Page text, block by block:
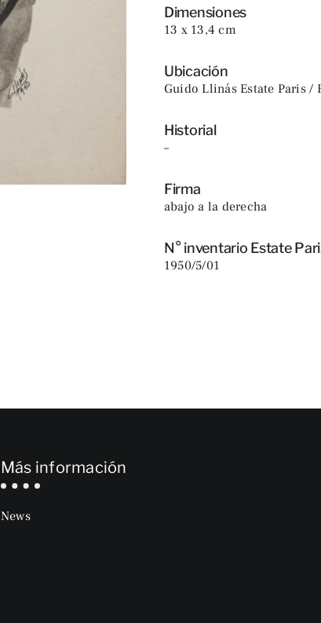
Dimensiones
13 x 13,4 cm
Ubicación
Guido Llinás Estate Paris /
Historial
–
Firma
abajo a la derecha
N° inventario Estate
1950/5/01
Más información
News